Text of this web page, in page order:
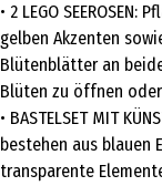
• 2 LEGO
gelben Akzenten
Blütenblätter an
Blüten zu öffnen
• BASTELSET MIT
bestehen aus blauen
transparente